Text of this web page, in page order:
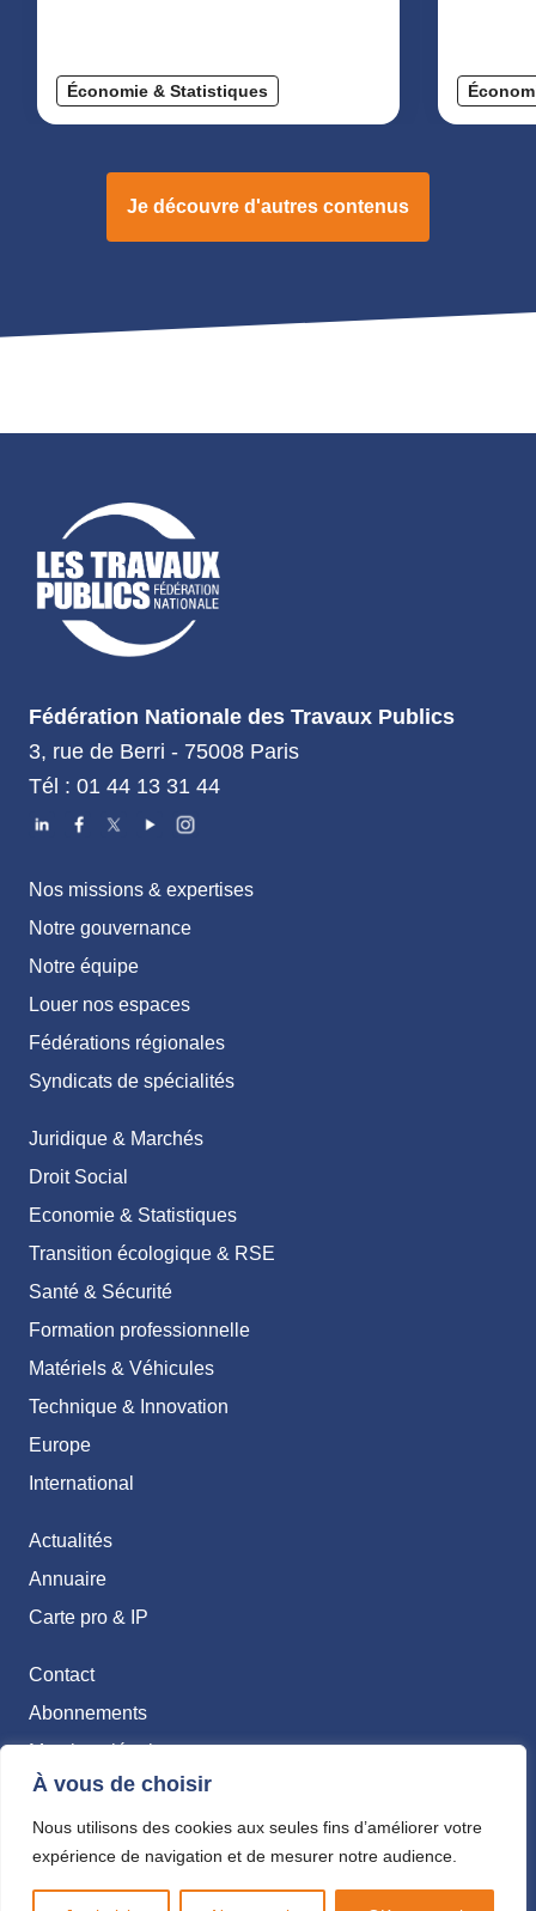
À vous de choisir
Nous utilisons des cookies aux seules fins d’améliorer votre
expérience de navigation et de mesurer notre audience.
Économie & Statistiques
Je découvre d'autres contenus
Fédération Nationale des Travaux Publics
3, rue de Berri - 75008 Paris
Tél : 01 44 13 31 44
Nos missions & expertises
Notre gouvernance
Notre équipe
Louer nos espaces
Fédérations régionales
Syndicats de spécialités
Juridique & Marchés
Droit Social
Economie & Statistiques
Transition écologique & RSE
Santé & Sécurité
Formation professionnelle
Matériels & Véhicules
Technique & Innovation
Europe
International
Actualités
Annuaire
Carte pro & IP
Contact
Abonnements
Mentions légales
Politique de confidentialité